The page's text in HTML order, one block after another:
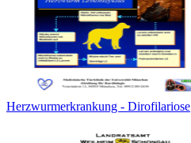
Herzwurmerkrankung - Dirofilariose